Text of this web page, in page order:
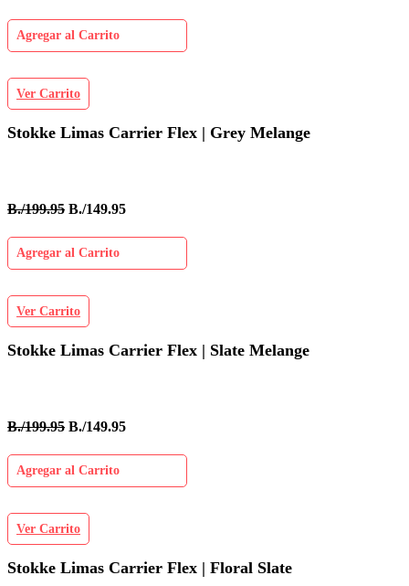
Agregar al Carrito
Ver Carrito
Stokke Limas Carrier Flex | Grey Melange
B./199.95 B./149.95
Agregar al Carrito
Ver Carrito
Stokke Limas Carrier Flex | Slate Melange
B./199.95 B./149.95
Agregar al Carrito
Ver Carrito
Stokke Limas Carrier Flex | Floral Slate